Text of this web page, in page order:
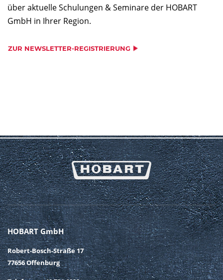
über aktuelle Schulungen & Seminare der HOBART
GmbH in Ihrer Region.
ZUR NEWSLETTER-REGISTRIERUNG
HOBART GmbH
Robert-Bosch-Straße 17
77656 Offenburg